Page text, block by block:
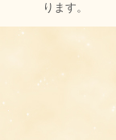
ります。